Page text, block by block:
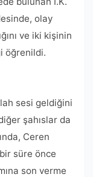
olay
ve iki kişinin
öğrenildi.
sesi geldiğini
şahıslar da
Ceren
süre önce
son verme